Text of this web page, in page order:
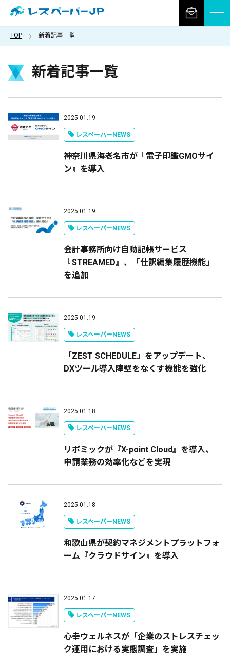
TOP 新着記事一覧
新着記事一覧
2025.01.19
レスペーパーNEWS
神奈川県海老名市が『電子印鑑GMOサイ
ン』を導入
2025.01.19
レスペーパーNEWS
会計事務所向け自動記帳サービス
『STREAMED』、「仕訳編集履歴機能」
を追加
2025.01.19
レスペーパーNEWS
「ZEST SCHEDULE」をアップデート、
DXツール導入障壁をなくす機能を強化
2025.01.18
レスペーパーNEWS
リボミックが『X-point Cloud』を導入、
申請業務の効率化などを実現
2025.01.18
レスペーパーNEWS
和歌山県が契約マネジメントプラットフォ
ーム『クラウドサイン』を導入
2025.01.17
レスペーパーNEWS
心幸ウェルネスが「企業のストレスチェッ
ク運用における実態調査」を実施